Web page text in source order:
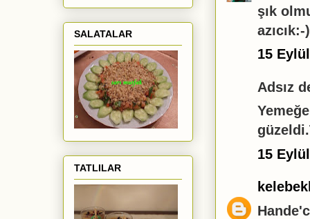
şık
15
Adsız
15
SALATALAR
TATLILAR